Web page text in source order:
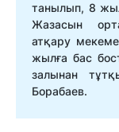
танылып, 8
Жазасын
атқару
жылға бас
залынан
Борабаев.